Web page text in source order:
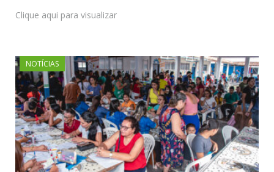
Clique aqui para visualizar
NOTÍCIAS